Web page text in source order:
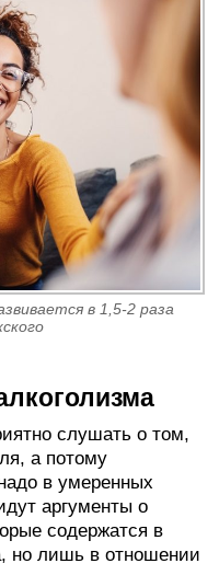
в 1,5-2 раза
слушать о том,
а потому
в умеренных
аргументы о
содержатся в
но лишь в отношении